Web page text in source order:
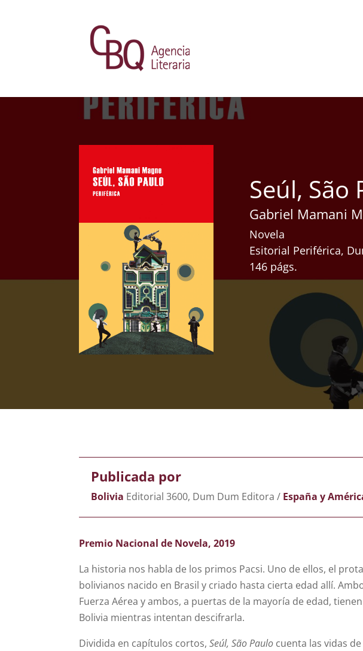
Seúl, São
Gabriel Mamani
Novela
Esitorial Periférica,
146 págs.
Publicada por
Bolivia Editorial 3600, Dum Dum Editora / España y
Premio Nacional de Novela, 2019
La historia nos habla de los primos Pacsi. Uno de ellos, el
bolivianos nacido en Brasil y criado hasta cierta edad allí.
Fuerza Aérea y ambos, a puertas de la mayoría de edad,
Bolivia mientras intentan descifrarla.
Dividida en capítulos cortos, Seúl, São Paulo cuenta las vidas